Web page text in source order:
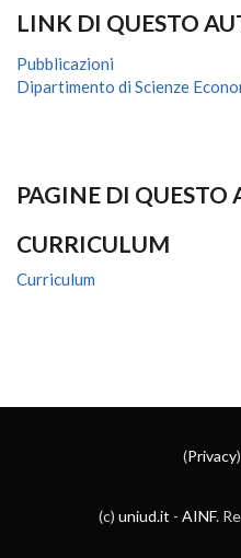
LINK DI QUESTO
Pubblicazioni
Dipartimento di Scienze
PAGINE DI QUESTO
CURRICULUM
Curriculum
(Privacy
(c) uniud.it - AINF.